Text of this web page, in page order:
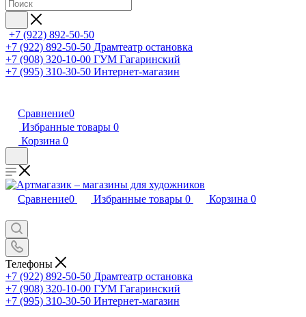
+7 (922) 892-50-50
+7 (922) 892-50-50 Драмтеатр остановка
+7 (908) 320-10-00 ГУМ Гагаринский
+7 (995) 310-30-50 Интернет-магазин
Сравнение0
Избранные товары 0
Корзина 0
Сравнение0 Избранные товары 0 Корзина 0
Телефоны
+7 (922) 892-50-50 Драмтеатр остановка
+7 (908) 320-10-00 ГУМ Гагаринский
+7 (995) 310-30-50 Интернет-магазин